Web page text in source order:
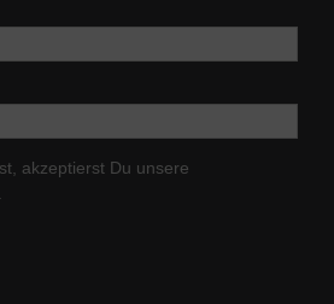
akzeptierst Du unsere